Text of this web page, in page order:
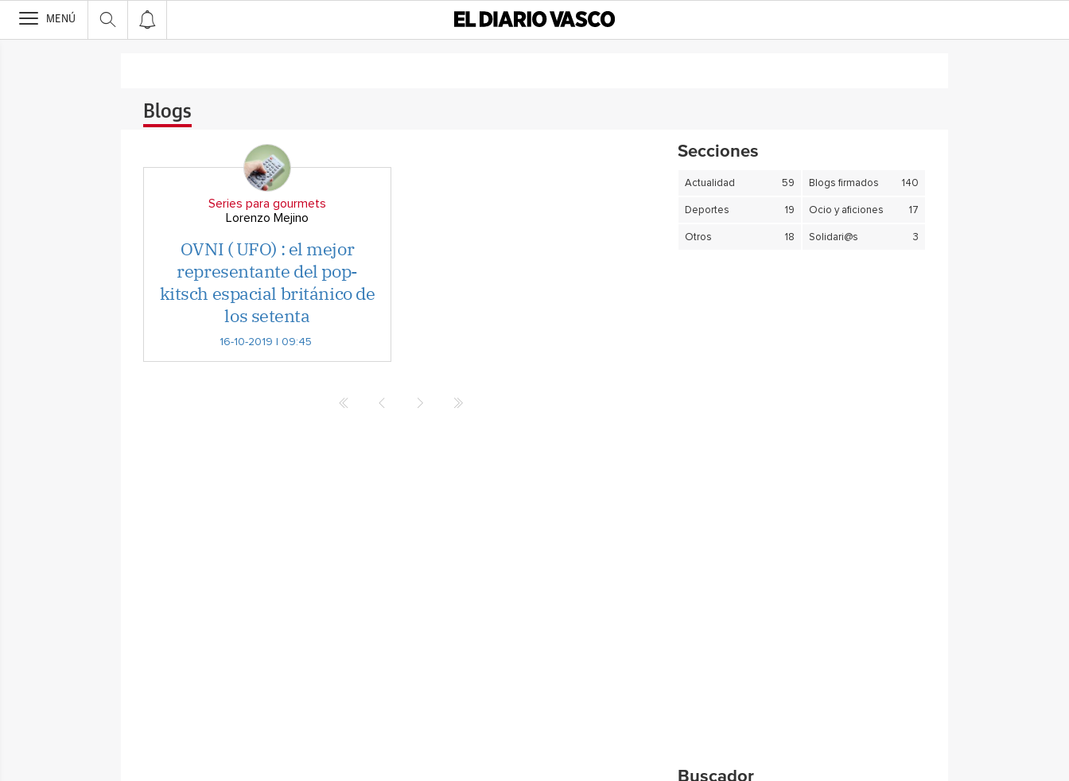
>
MENÚ
Blogs
Series para gourmets
Lorenzo Mejino
OVNI ( UFO) : el mejor
representante del pop-
kitsch espacial británico de
los setenta
16-10-2019 | 09:45
Secciones
Actualidad 59 Blogs firmados 140
Deportes 19 Ocio y aficiones 17
Otros 18 Solidari@s 3
Buscador